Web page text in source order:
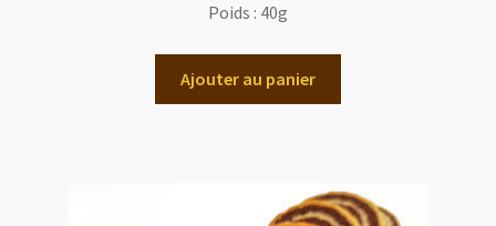
Poids : 40g
Ajouter au panier